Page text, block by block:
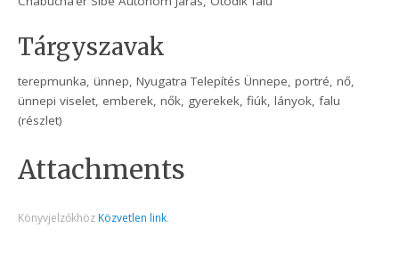
Tárgyszavak
terepmunka, ünnep, Nyugatra Telepítés Ünnepe, portré, nő,
ünnepi viselet, emberek, nők, gyerekek, fiúk, lányok, falu
(részlet)
Attachments
Könyvjelzőkhöz Közvetlen link.